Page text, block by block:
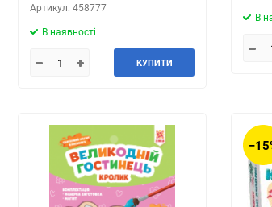
Артикул: 458777
В наявності
КУПИТИ
В